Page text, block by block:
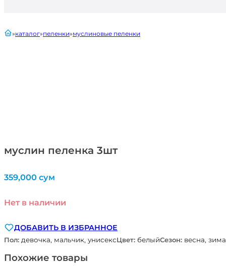
муслин пеленка 3шт
главнаякаталог пеленки муслиновые пеленки
359,000 сум
Нет в наличии
ДОБАВИТЬ В ИЗБРАННОЕ
Пол: девочка, мальчик, унисексЦвет: белыйСезон: весна,
Похожие товары